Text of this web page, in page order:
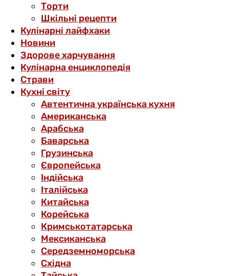
Торти
Шкільні рецепти
Кулінарні лайфхаки
Новини
Здорове харчування
Кулінарна енциклопедія
Страви
Кухні світу
Автентична українська кухня
Американська
Арабська
Баварська
Грузинська
Європейська
Індійська
Італійська
Китайська
Корейська
Кримськотатарська
Мексиканська
Середземноморська
Східна